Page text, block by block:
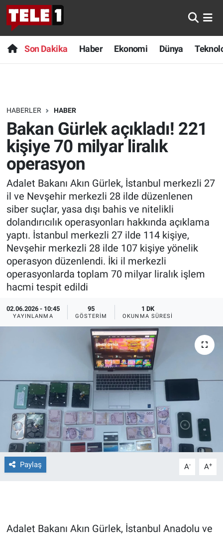
Son Dakika Haber Ekonomi Dünya
HABERLER HABER
Bakan Gürlek açıkladı! 221
kişiye 70 milyar liralık
operasyon
Adalet Bakanı Akın Gürlek, İstanbul merkezli 27
il ve Nevşehir merkezli 28 ilde düzenlenen
siber suçlar, yasa dışı bahis ve nitelikli
dolandırıcılık operasyonları hakkında açıklama
yaptı. İstanbul merkezli 27 ilde 114 kişiye,
Nevşehir merkezli 28 ilde 107 kişiye yönelik
operasyon düzenlendi. İki il merkezli
operasyonlarda toplam 70 milyar liralık işlem
hacmi tespit edildi
02.06.2026 - 10:45
YAYINLANMA
95
GÖSTERIM
1 DK
OKUNMA SÜRESI
Paylaş A- A+
Adalet Bakanı Akın Gürlek, İstanbul Anadolu ve
Anında Manşet
Başka Sohbetler
Bilim turu
Bilim ve Teknoloji Evreni
Doğa Konuşuyor
Dünya
Ege Saati
Ege'den Esintiler
Eğitim
Eğlence
Ekonomi
Gün Başlıyor
Gün Bitiyor
Gün Ortası
Gündem Özel
Son Dakika
Haber
Dünya
Teknoloji
Sağlık
Spor
Yayın Akışı
İletişim
Nöbetçi Eczaneler
Hava Durumu
Trafik Durumu
Süper Lig Puan Durumu ve Fikstür
Tüm Manşetler
Son Dakika Haberleri
Haber Arşivi